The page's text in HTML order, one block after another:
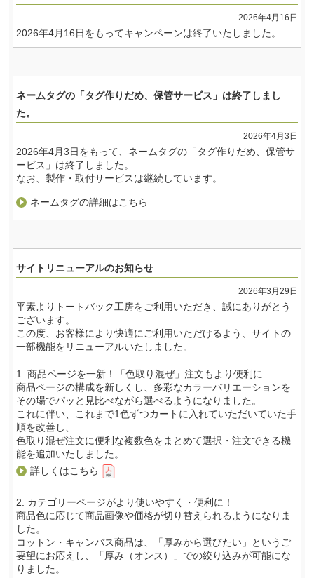
2026年4月16日
2026年4月16日をもってキャンペーンは終了いたしました。
ネームタグの「タグ作りだめ、保管サービス」は終了しまし
た。
2026年4月3日
2026年4月3日をもって、ネームタグの「タグ作りだめ、保管サ
ービス」は終了しました。
なお、製作・取付サービスは継続しています。
ネームタグの詳細はこちら
サイトリニューアルのお知らせ
2026年3月29日
平素よりトートバック工房をご利用いただき、誠にありがとう
ございます。
この度、お客様により快適にご利用いただけるよう、サイトの
一部機能をリニューアルいたしました。
1. 商品ページを一新！「色取り混ぜ」注文もより便利に
商品ページの構成を新しくし、多彩なカラーバリエーションを
その場でパッと見比べながら選べるようになりました。
これに伴い、これまで1色ずつカートに入れていただいていた手
順を改善し、
色取り混ぜ注文に便利な複数色をまとめて選択・注文できる機
能を追加いたしました。
詳しくはこちら
2. カテゴリーページがより使いやすく・便利に！
商品色に応じて商品画像や価格が切り替えられるようになりま
した。
コットン・キャンバス商品は、「厚みから選びたい」というご
要望にお応えし、「厚み（オンス）」での絞り込みが可能にな
りました。